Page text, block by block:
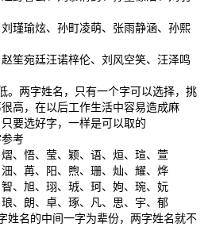
瑜炫、孙町凌萌、张雨静涵、孙熙
宛廷汪诺梓伦、刘风空笑、汪泽鸣
。两字姓名，只有一个字可以选择，挑
高，在以后工作生活中容易造成麻
要选好字，一样是可以取的
考
、悟、莹、颖、语、烜、瑄、萱
、苒、阳、煦、珊、灿、耀、烨
、旭、珝、珬、珂、姁、琬、妧
、朗、卓、琢、凡、思、宇、郁
姓名的中间一字为辈份，两字姓名就不